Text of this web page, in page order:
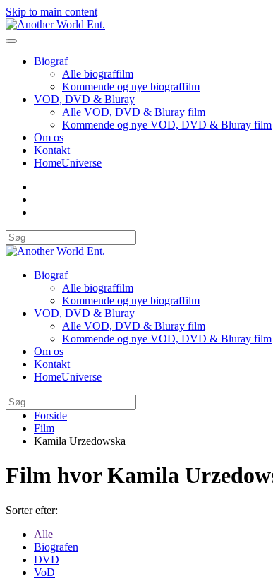
Skip to main content
Biograf
Alle biograffilm
Kommende og nye biograffilm
VOD, DVD & Bluray
Alle VOD, DVD & Bluray film
Kommende og nye VOD, DVD & Bluray film
Om os
Kontakt
HomeUniverse
Biograf
Alle biograffilm
Kommende og nye biograffilm
VOD, DVD & Bluray
Alle VOD, DVD & Bluray film
Kommende og nye VOD, DVD & Bluray film
Om os
Kontakt
HomeUniverse
Forside
Film
Kamila Urzedowska
Film hvor Kamila
Sorter efter:
Alle
Biografen
DVD
VoD